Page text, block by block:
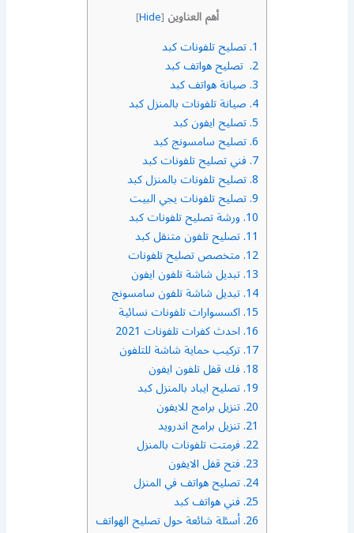
أهم العناوين [
Hide
]
1. تصليح تلفونات كبد
2. تصليح هواتف كبد
3. صيانة هواتف كبد
4. صيانة تلفونات بالمنزل كبد
5. تصليح ايفون كبد
6. تصليح سامسونج كبد
7. فني تصليح تلفونات كبد
8. تصليح تلفونات بالمنزل كبد
9. تصليح تلفونات يجي البيت
10. ورشة تصليح تلفونات كبد
11. تصليح تلفون متنقل كبد
12. متخصص تصليح تلفونات
13. تبديل شاشة تلفون ايفون
14. تبديل شاشة تلفون سامسونج
15. اكسسوارات تلفونات نسائية
16. احدث كفرات تلفونات 2021
17. تركيب حماية شاشة للتلفون
18. فك قفل تلفون ايفون
19. تصليح ايباد بالمنزل كبد
20. تنزيل برامج للايفون
21. تنزيل برامج اندرويد
22. فرمتت تلفونات بالمنزل
23. فتح قفل الايفون
24. تصليح هواتف في المنزل
25. فني هواتف كبد
26. أسئلة شائعة حول تصليح الهواتف